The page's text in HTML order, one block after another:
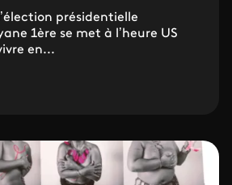
présidentielle
1ère se met à l’heure US
en...